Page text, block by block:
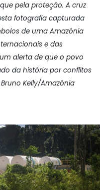
pela proteção. A cruz
fotografia capturada
de uma Amazônia
e das
alerta de que o povo
da história por conflitos
Kelly/Amazônia